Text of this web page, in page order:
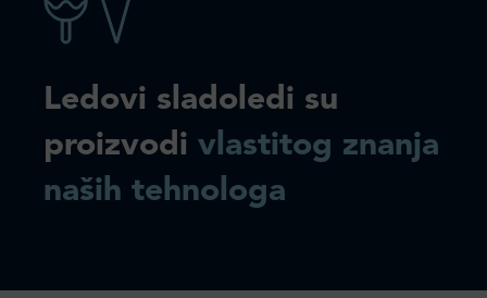
Ledovi sladoledi su
proizvodi vlastitog znanja
naših tehnologa